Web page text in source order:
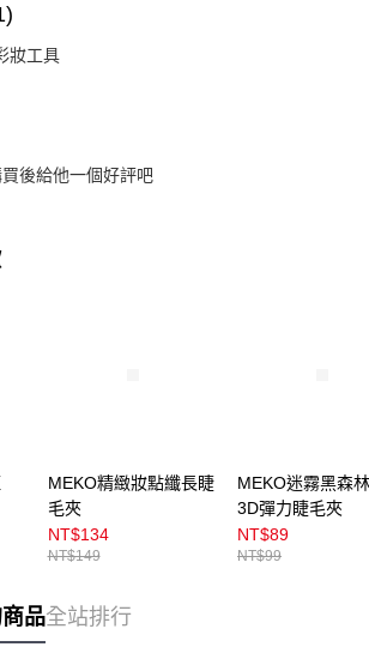
妝工具
後給他一個好評吧
MEKO精緻妝點纖長睫
毛夾
NT$134
NT$149
MEKO迷霧黑森
3D彈力睫毛夾
NT$89
NT$99
品全站排行